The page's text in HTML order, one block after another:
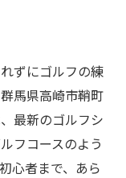
ずにゴルフの練
馬県高崎市鞘町
最新のゴルフシ
フコースのよう
心者まで、あら